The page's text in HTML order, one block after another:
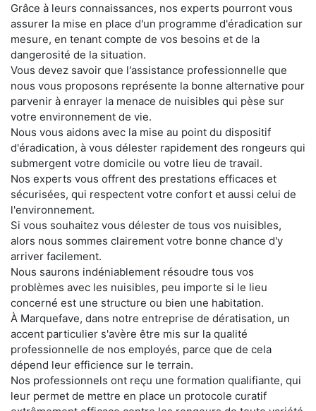
Grâce à leurs connaissances, nos experts pourront vous
assurer la mise en place d'un programme d'éradication sur
mesure, en tenant compte de vos besoins et de la
dangerosité de la situation.
Vous devez savoir que l'assistance professionnelle que
nous vous proposons représente la bonne alternative pour
parvenir à enrayer la menace de nuisibles qui pèse sur
votre environnement de vie.
Nous vous aidons avec la mise au point du dispositif
d'éradication, à vous délester rapidement des rongeurs qui
submergent votre domicile ou votre lieu de travail.
Nos experts vous offrent des prestations efficaces et
sécurisées, qui respectent votre confort et aussi celui de
l'environnement.
Si vous souhaitez vous délester de tous vos nuisibles,
alors nous sommes clairement votre bonne chance d'y
arriver facilement.
Nous saurons indéniablement résoudre tous vos
problèmes avec les nuisibles, peu importe si le lieu
concerné est une structure ou bien une habitation.
À Marquefave, dans notre entreprise de dératisation, un
accent particulier s'avère être mis sur la qualité
professionnelle de nos employés, parce que de cela
dépend leur efficience sur le terrain.
Nos professionnels ont reçu une formation qualifiante, qui
leur permet de mettre en place un protocole curatif